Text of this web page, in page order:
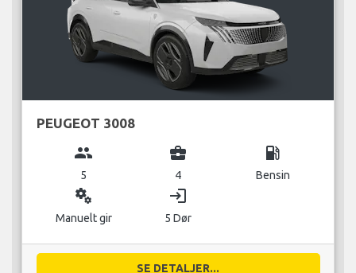
PEUGEOT 3008
group
5
business_center
4
local_gas_station
Bensin
miscellaneous_services
Manuelt gir
login
5 Dør
SE DETALJER...